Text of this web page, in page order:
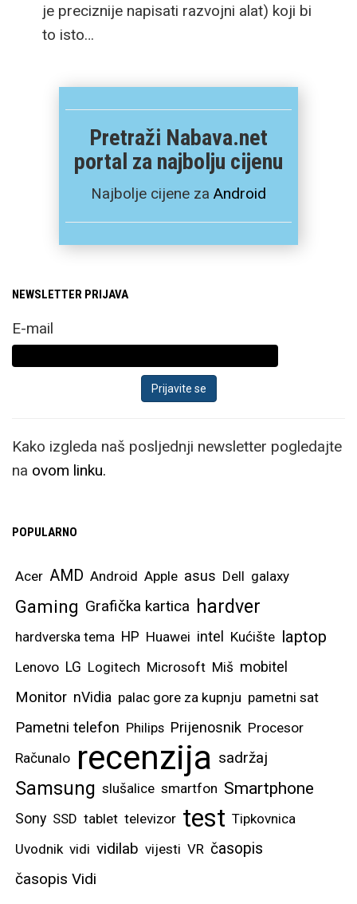
je preciznije napisati razvojni alat) koji bi
to isto…
Pretraži Nabava.net
portal za najbolju cijenu
Najbolje cijene za Android
NEWSLETTER PRIJAVA
E-mail
Kako izgleda naš posljednji newsletter pogledajte
na ovom linku.
POPULARNO
Acer AMD Android Apple asus Dell galaxy
Gaming Grafička kartica hardver
hardverska tema HP Huawei intel Kućište laptop
Lenovo LG Logitech Microsoft Miš mobitel
Monitor nVidia palac gore za kupnju pametni sat
Pametni telefon Philips Prijenosnik Procesor
Računalo recenzija sadržaj
Samsung slušalice smartfon Smartphone
Sony SSD tablet televizor test Tipkovnica
Uvodnik vidi vidilab vijesti VR časopis
časopis Vidi